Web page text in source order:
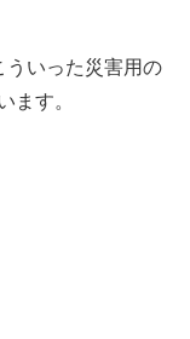
ういった災害用の
ます。